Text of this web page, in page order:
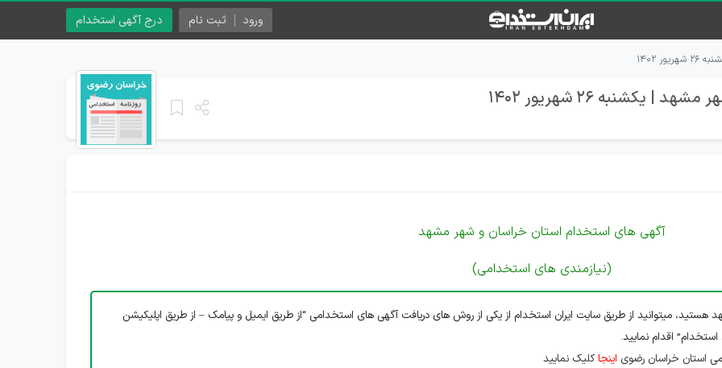
درج آگهی استخدام ورود ثبت نام
۱۴۰۲
26 شهریور 1402
آگهی های استخدام استان خراسان و شهر مشهد
(نیازمندی های استخدامی)
میتوانید از طریق سایت ایران استخدام از یکی از روش های دریافت آگهی های استخدامی “از طریق ایمیل و پیامک – از طریق اپلیکیشن
اقدام نمایید.
استان خراسان رضوی اینجاکلیک نمایید